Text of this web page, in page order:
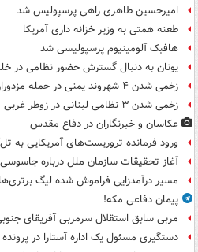
امیرحسین طاهری راهی پرسپولیس شد
طعنه همتی به وزیر خزانه داری آمریکا
هافبک آلومینیوم پرسپولیسی شد
یونان به دنبال گسترش حضور نظامی در
زخمی شدن ۴ شهروند یمنی در حمله مزدوران سعودی
زخمی شدن ۳ نظامی لبنانی در زوطر غربی
عکاسان و خبرنگاران در دفاع مقدس
ورود فرمانده تروریست‌های آمریکایی به
آغاز تحقیقات سازمان ملل درباره
مسیر درآمدزایی فراموش شده لیگ برتری‌ها
پیمان دفاعی مکه!
مربی سابق استقلال سرمربی آفریقای
دستگیری مسئول یک اداره آستارا در